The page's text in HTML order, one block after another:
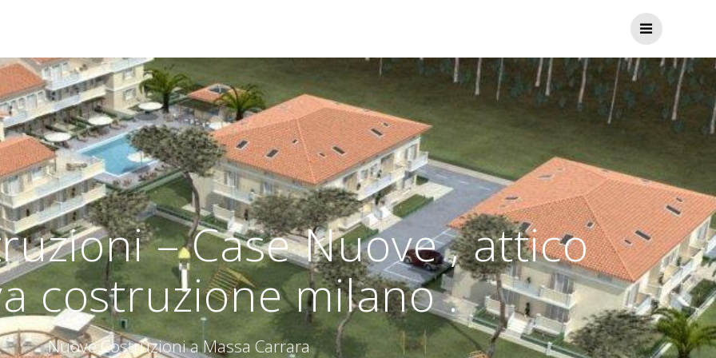
– Case Nuove , attico
costruzione milano .
Nuove Costruzioni a Massa Carrara